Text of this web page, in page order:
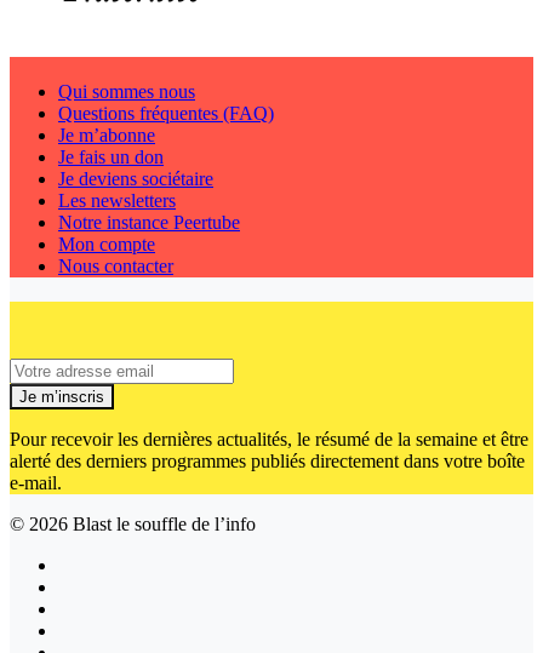
Qui sommes nous
Questions fréquentes (FAQ)
Je m’abonne
Je fais un don
Je deviens sociétaire
Les newsletters
Notre instance Peertube
Mon compte
Nous contacter
Je m’inscris
Pour recevoir les dernières actualités, le résumé de la semaine et être
alerté des derniers programmes publiés directement dans votre boîte
e-mail.
© 2026 Blast le souffle de l’info